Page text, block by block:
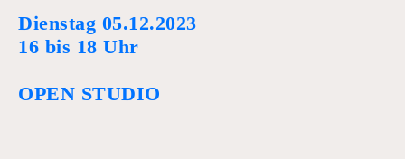
Dienstag 05.12.2023
16 bis 18 Uhr
OPEN STUDIO